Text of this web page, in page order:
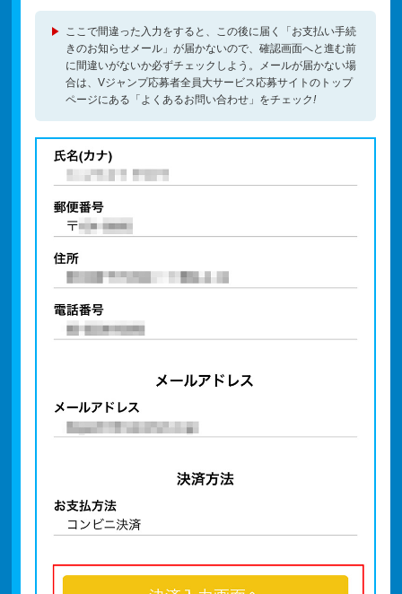
ここで間違った入力をすると、この後に届く「お支払い手続
きのお知らせメール」が届かないので、確認画面へと進む前
に間違いがないか必ずチェックしよう。メールが届かない場
合は、Vジャンプ応募者全員大サービス応募サイトのトップ
ページにある「よくあるお問い合わせ」をチェック!